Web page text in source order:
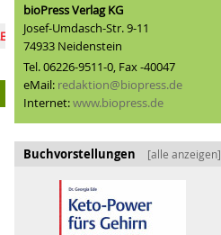
Anspruch und Realität
Lösungen?
bioPress Verlag KG
Josef-Umdasch-Str. 9-11
74933 Neidenstein
Tel. 06226-9511-0, Fax -40047
eMail: redaktion@biopress.de
Internet:www.biopress.de
Buchvorstellungen [alle anzeigen]